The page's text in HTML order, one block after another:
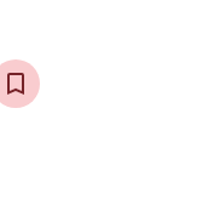
arrow_right